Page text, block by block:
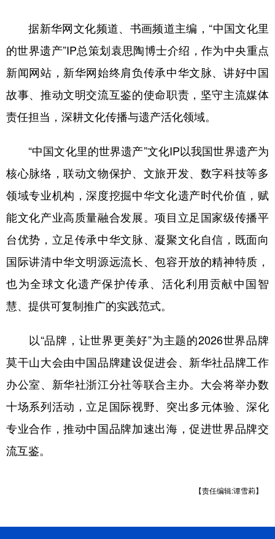
据新华网文化频道、书画频道主编，“中国文化里
的世界遗产”IP总策划袁思陶博士介绍，作为中央重点
新闻网站，新华网始终肩负传承中华文脉、讲好中国
故事、推动文明交流互鉴的使命职责，坚守主流媒体
责任担当，深耕文化传播与遗产活化领域。
“中国文化里的世界遗产”文化IP以我国世界遗产为
核心脉络，联动文物保护、文旅开发、数字科技等多
领域专业机构，深度挖掘中华文化遗产时代价值，赋
能文化产业高质量融合发展。项目立足国家级传播平
台优势，立足传承中华文脉、凝聚文化自信，既面向
国际讲清中华文明源远流长、包容开放的精神特质，
也为全球文化遗产保护传承、活化利用贡献中国智
慧、提供可复制推广的实践范式。
以“品牌，让世界更美好”为主题的2026世界品牌
莫干山大会由中国品牌建设促进会、新华社品牌工作
办公室、新华社浙江分社等联合主办。大会将举办数
十场系列活动，立足国际视野、突出多元体验、深化
专业合作，推动中国品牌加速出海，促进世界品牌交
流互鉴。
【责任编辑:谭雪莉】